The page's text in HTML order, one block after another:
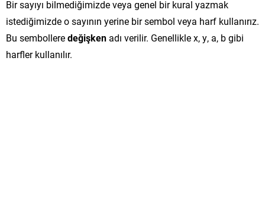
Bir sayıyı bilmediğimizde veya genel bir kural yazmak
istediğimizde o sayının yerine bir sembol veya harf kullanırız.
Bu sembolleredeğişken adı verilir. Genellikle x, y, a, b gibi
harfler kullanılır.